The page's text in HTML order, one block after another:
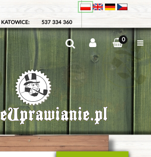
KATOWICE: 537 334 360
0